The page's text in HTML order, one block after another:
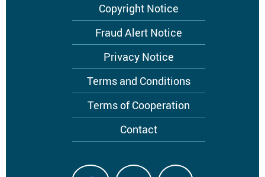
Copyright Notice
Fraud Alert Notice
Privacy Notice
Terms and Conditions
Terms of Cooperation
Contact